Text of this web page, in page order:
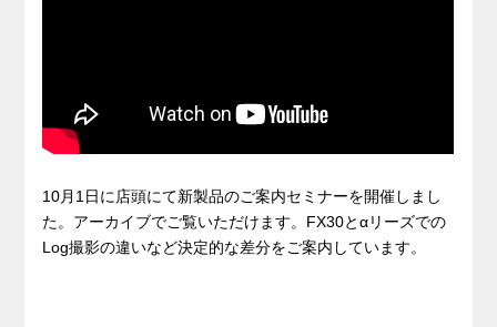
10月1日に店頭にて新製品のご案内セミナーを開催しまし
た。アーカイブでご覧いただけます。FX30とαリーズでの
Log撮影の違いなど決定的な差分をご案内しています。